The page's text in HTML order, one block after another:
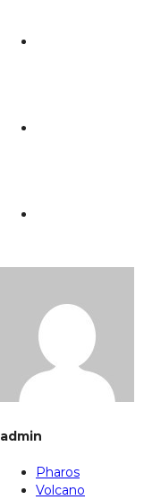
admin
Pharos
Volcano